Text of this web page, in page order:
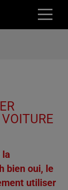
la
bien oui, le
utiliser